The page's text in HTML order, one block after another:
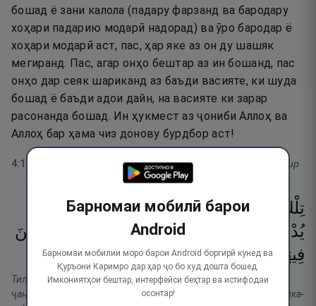
бошад ё зани калола (падару фарзанд ва бародару
хоҳари падарию модарӣ надорад) ва ӯро бародар ё
хоҳари модарӣ аст, пас, ҳар яке аз он ду шашяк
мегиранд. Пас, агар онҳо бештар аз ин бошанд, пас
онҳо дар сеяк шариканд аз баъди васияте, ки шуда
бошад ё баъди адои дайн, на васияте ки зарар
расонанда бошад. Ин ҳукмест аз ҷониби Аллоҳ ва
Аллоҳ бар ҳама чиз донову бурдбор аст!
4:12 тафсир
تِلْكَ حُدُودُ ٱللَّهِ ۚ وَمَن يُطِعِ ٱللَّهَ وَرَسُولَهُۥ
يُدْخِلْهُ
تَجْرِى مِن تَحْتِهَا
خَـٰلِدِينَ
فِيهَا ۚ
وَذَٰلِكَ ٱلْفَوْزُ ٱلْعَظِيمُ ۝١٣
Тилка ҳудудуллоҳ. Ва ма-н ютиъиллоҳа ва расулаҳу юдхилҳу
ҷаннотин таҷри мин таҳтиҳал анҳору холидина фиҳо. Ва золика-
Барномаи мобилӣ барои
Android
Барномаи мобилии моро барои Android боргирӣ кунед ва
Қуръони Каримро дар ҳар ҷо бо худ дошта бошед.
Имкониятҳои бештар, интерфейси беҳтар ва истифодаи
осонтар!